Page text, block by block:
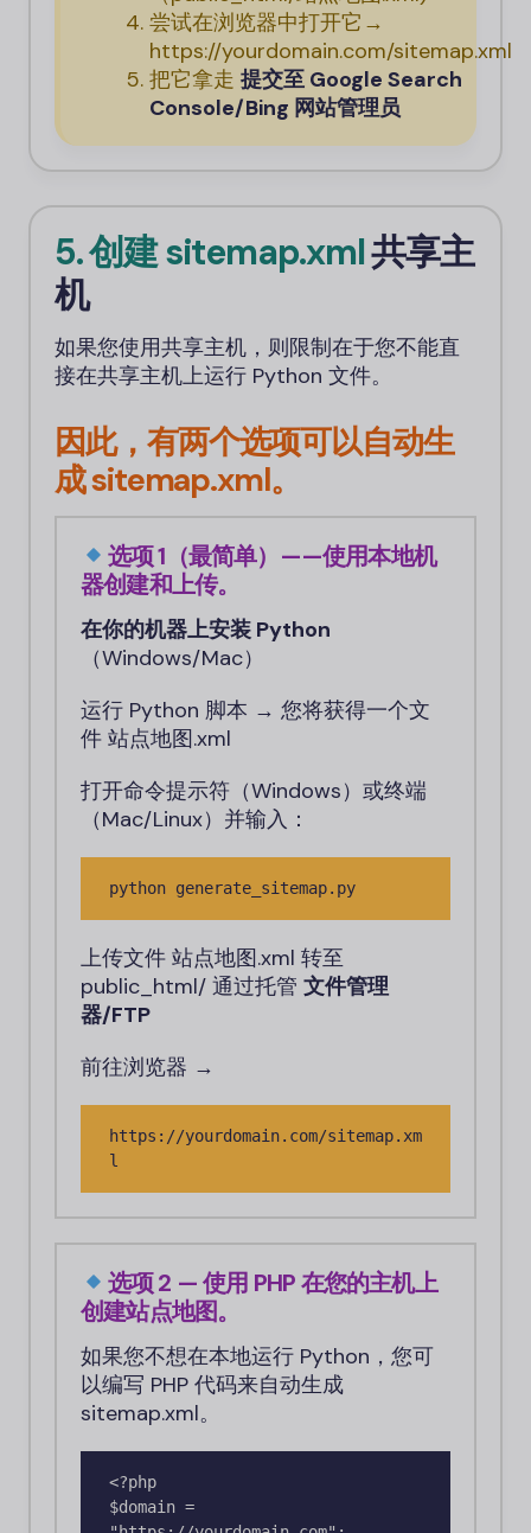
尝试在浏览器中打开它→
https://yourdomain.com/sitemap.xml
把它拿走 提交至 Google Search
Console/Bing 网站管理员
5. 创建 sitemap.xml共享主
机
如果您使用共享主机，则限制在于您不能直
接在共享主机上运行 Python 文件。
因此，有两个选项可以自动生
成 sitemap.xml。
选项 1（最简单）——使用本地机
器创建和上传。
在你的机器上安装 Python
（Windows/Mac）
运行 Python 脚本 → 您将获得一个文
件 站点地图.xml
打开命令提示符（Windows）或终端
（Mac/Linux）并输入：
python generate_sitemap.py
上传文件 站点地图.xml 转至
public_html/ 通过托管 文件管理
器/FTP
前往浏览器 →
https://yourdomain.com/sitemap.xm
l
选项 2 — 使用 PHP 在您的主机上
创建站点地图。
如果您不想在本地运行 Python，您可
以编写 PHP 代码来自动生成
sitemap.xml。
<?php
$domain =